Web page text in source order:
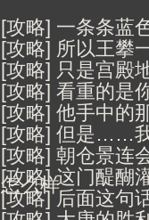
[攻略] 一条条蓝
[攻略] 所以王攀
[攻略] 只是宫殿
[攻略] 看重的是
[攻略] 他手中的
[攻略] 但是……
[攻略] 朝仓景连
怎么样
[攻略] 这门醍醐
[攻略] 后面这句